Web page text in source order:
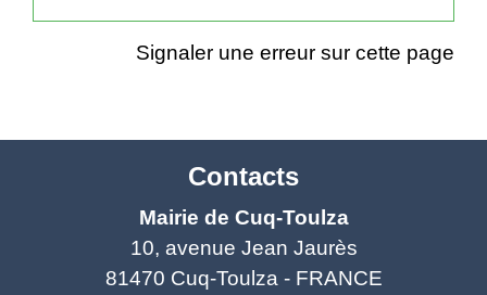
Signaler une erreur sur cette page
Contacts
Mairie de Cuq-Toulza
10, avenue Jean Jaurès
81470 Cuq-Toulza - FRANCE